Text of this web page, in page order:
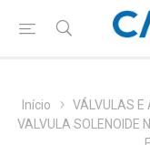
Início VÁLVULAS E
VALVULA SOLENOIDE